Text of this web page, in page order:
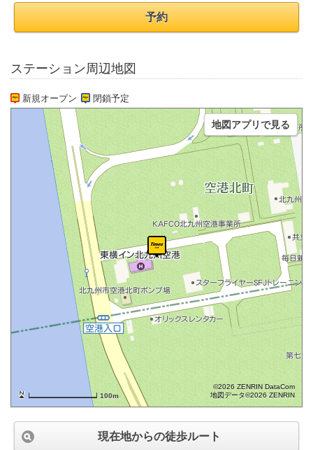
予約
ステーション周辺地図
新規オープン 閉鎖予定
100m
©2026 ZENRIN DataCom
地図データ©2026 ZENRIN
地図アプリで見る
現在地からの徒歩ルート